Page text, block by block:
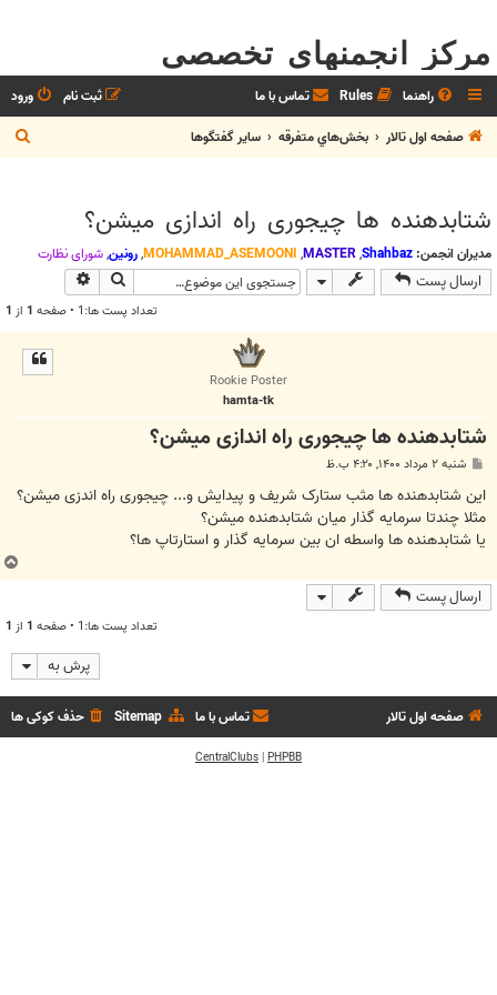
مرکز انجمنهای تخصصی
راهنما Rules تماس با ما ورود
ثبت نام
صفحه اول تالار
بخش‌‌هاي متفرقه ساير گفتگوها
س
شتابدهنده ها چیجوری راه اندازی میشن؟
مدیران انجمن: Shahbaz
,
MASTER
,
MOHAMMAD_ASEMOONI
,رونین,شوراي نظارت
ارسال پست جستجو
تعداد پست ها:1 • صفحه 1 از 1
Rookie Poster
hamta-tk
شتابدهنده ها چیجوری راه اندازی میشن؟
ت
شنبه ۲ مرداد ۱۴۰۰, ۴:۲۰ ب.ظ
این شتابدهنده ها مثب ستارک شریف و پیدایش و... چیجوری راه اندزی میشن؟
مثلا چندتا سرمایه گذار میان شتابدهنده میشن؟
یا شتابدهنده ها واسطه ان بین سرمایه گذار و استارتاپ ها؟
ارسال پست
تعداد پست ها:1 • صفحه 1 از 1
پرش به
صفحه اول تالار حذف کوکی ها Sitemap تماس با ما
PHPBB
|
CentralClubs